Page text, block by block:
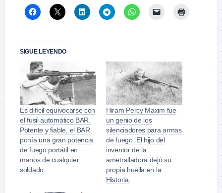
SIGUE LEYENDO
Es difícil equivocarse con
el fusil automático BAR.
Potente y fiable, el BAR
ponía una gran potencia
de fuego portátil en
manos de cualquier
soldado.
Hiram Percy Maxim fue
un genio de los
silenciadores para armas
de fuego. El hijo del
inventor de la
ametralladora dejó su
propia huella en la
Historia.